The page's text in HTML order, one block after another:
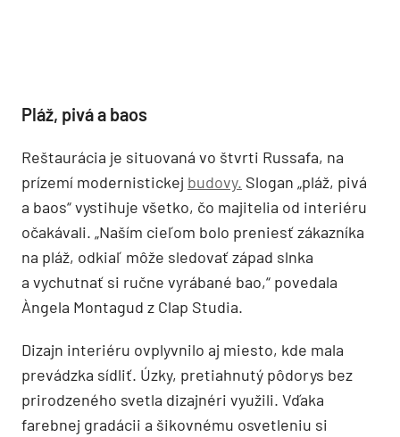
Pláž, pivá a baos
Reštaurácia je situovaná vo štvrti Russafa, na
prízemí modernistickej budovy. Slogan „pláž, pivá
a baos“ vystihuje všetko, čo majitelia od interiéru
očakávali. „Naším cieľom bolo preniesť zákazníka
na pláž, odkiaľ môže sledovať západ slnka
a vychutnať si ručne vyrábané bao,“ povedala
Àngela Montagud z Clap Studia.
Dizajn interiéru ovplyvnilo aj miesto, kde mala
prevádzka sídliť. Úzky, pretiahnutý pôdorys bez
prirodzeného svetla dizajnéri využili. Vďaka
farebnej gradácii a šikovnému osvetleniu si